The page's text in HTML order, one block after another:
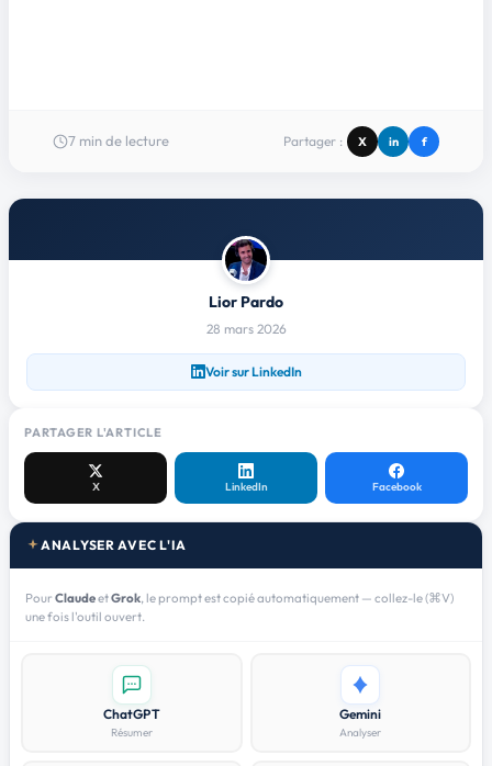
7 min de lecture Partager : X in f
Lior Pardo
28 mars 2026
Voir sur LinkedIn
PARTAGER L'ARTICLE
X LinkedIn Facebook
ANALYSER AVEC L'IA
PourClaudeetGrok, le prompt est copié automatiquement — collez-le (⌘V)
une fois l'outil ouvert.
ChatGPT
Résumer
Gemini
Analyser